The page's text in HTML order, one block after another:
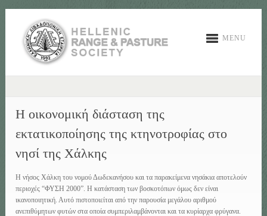
MENU
Η οικονομική διάσταση της
εκτατικοποίησης της κτηνοτροφίας στο
νησί της Χάλκης
Η νήσος Χάλκη του νομού Δωδεκανήσου και τα παρακείμενα νησάκια αποτελούν
περιοχές “ΦΥΣΗ 2000”. Η κατάσταση των βοσκοτόπων όμως δεν είναι
ικανοποιητική. Αυτό πιστοποιείται από την παρουσία μεγάλου αριθμού
ανεπιθύμητων φυτών στα οποία συμπεριλαμβάνονται και τα κυρίαρχα φρύγανα.